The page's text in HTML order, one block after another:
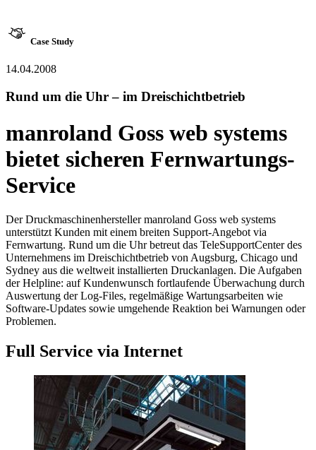
Case Study
14.04.2008
Rund um die Uhr ‒ im Dreischichtbetrieb
manroland Goss web systems
bietet sicheren Fernwartungs-
Service
Der Druckmaschinenhersteller manroland Goss web systems
unterstützt Kunden mit einem breiten Support-Angebot via
Fernwartung. Rund um die Uhr betreut das TeleSupportCenter des
Unternehmens im Dreischichtbetrieb von Augsburg, Chicago und
Sydney aus die weltweit installierten Druckanlagen. Die Aufgaben
der Helpline: auf Kundenwunsch fortlaufende Überwachung durch
Auswertung der Log-Files, regelmäßige Wartungsarbeiten wie
Software-Updates sowie umgehende Reaktion bei Warnungen oder
Problemen.
Full Service via Internet